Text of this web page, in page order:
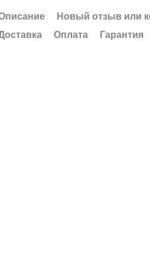
Новый отзыв или
Оплата Гарантия